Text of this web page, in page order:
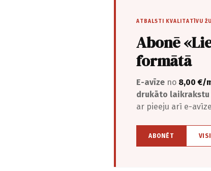
ATBALSTI KVALITATĪVU
Abonē
formātā
E-avīze no 8,00 €/
drukāto laikrakstu
ar pieeju arī e-
ABONĒT